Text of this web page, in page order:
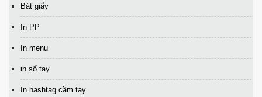
Bát giấy
In PP
In menu
in sổ tay
In hashtag cầm tay